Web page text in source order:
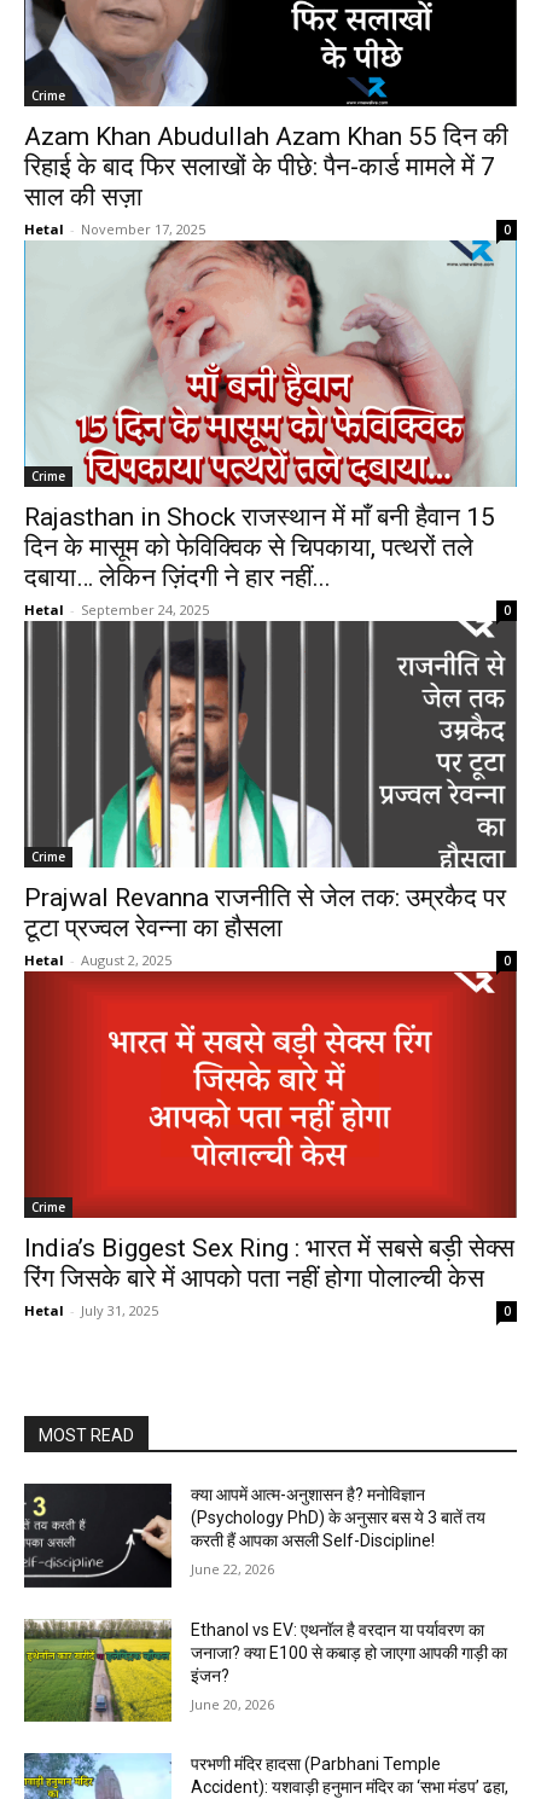
Crime
Azam Khan Abudullah Azam Khan 55 दिन की
रिहाई के बाद फिर सलाखों के पीछे: पैन-कार्ड मामले में 7
साल की सज़ा
Hetal - November 17, 2025 0
Crime
Rajasthan in Shock राजस्थान में माँ बनी हैवान 15
दिन के मासूम को फेविक्विक से चिपकाया, पत्थरों तले
दबाया… लेकिन ज़िंदगी ने हार नहीं...
Hetal - September 24, 2025 0
Crime
Prajwal Revanna राजनीति से जेल तक: उम्रकैद पर
टूटा प्रज्वल रेवन्ना का हौसला
Hetal - August 2, 2025 0
Crime
India’s Biggest Sex Ring : भारत में सबसे बड़ी सेक्स
रिंग जिसके बारे में आपको पता नहीं होगा पोलाल्ची केस
Hetal - July 31, 2025 0
MOST READ
क्या आपमें आत्म-अनुशासन है? मनोविज्ञान
(Psychology PhD) के अनुसार बस ये 3 बातें तय
करती हैं आपका असली Self-Discipline!
June 22, 2026
Ethanol vs EV: एथनॉल है वरदान या पर्यावरण का
जनाजा? क्या E100 से कबाड़ हो जाएगा आपकी गाड़ी का
इंजन?
June 20, 2026
परभणी मंदिर हादसा (Parbhani Temple
Accident): यशवाड़ी हनुमान मंदिर का ‘सभा मंडप’ ढहा,